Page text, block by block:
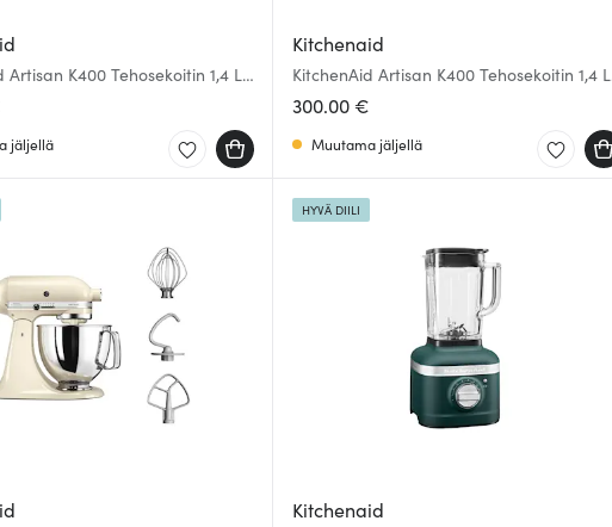
Artisan K400 Tehosekoitin 1,4 L
jäljellä
Kitchenaid
KitchenAid Artisan K400 Tehosekoitin 1,4 L
Lava
300.00 €
Muutama jäljellä
Kitchenaid
HYVÄ DIILI